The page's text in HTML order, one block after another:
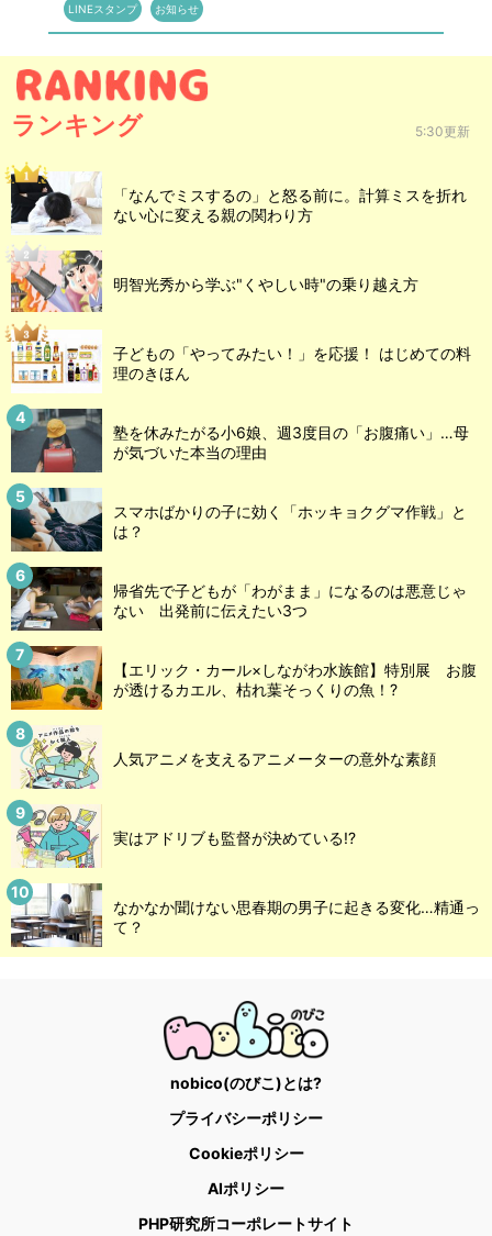
LINEスタンプ お知らせ
ランキング 5:30更新
「なんでミスするの」と怒る前に。計算ミスを折れ
ない心に変える親の関わり方
明智光秀から学ぶ"くやしい時"の乗り越え方
子どもの「やってみたい！」を応援！ はじめての料
理のきほん
塾を休みたがる小6娘、週3度目の「お腹痛い」…母
が気づいた本当の理由
スマホばかりの子に効く「ホッキョクグマ作戦」と
は？
帰省先で子どもが「わがまま」になるのは悪意じゃ
ない 出発前に伝えたい3つ
【エリック・カール×しながわ水族館】特別展 お腹
が透けるカエル、枯れ葉そっくりの魚！?
人気アニメを支えるアニメーターの意外な素顔
実はアドリブも監督が決めている!?
なかなか聞けない思春期の男子に起きる変化…精通っ
て？
nobico(のびこ)とは?
プライバシーポリシー
Cookieポリシー
AIポリシー
PHP研究所コーポレートサイト